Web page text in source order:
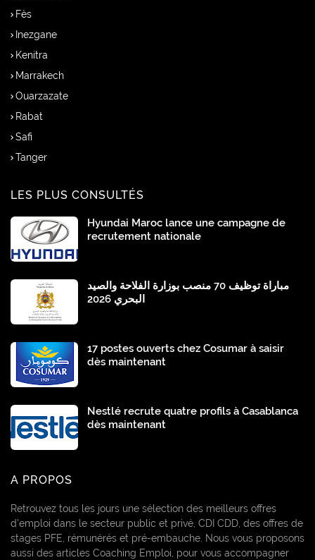
Fès
Inezgane
Kenitra
Marrakech
Ouarzazate
Rabat
Safi
Tanger
LES PLUS CONSULTÉS
Hyundai Maroc lance une campagne de
recrutement nationale
مباراة توظيف 70 منصب بوزارة الفلاحة والصيد
البحري 2026
17 postes ouverts chez Cosumar à saisir
dès maintenant
Nestlé recrute quatre profils à Casablanca
dès maintenant
A PROPOS
Retrouvez tous les jours une sélection des meilleurs offres
d’emploi dans le secteur public et privé, CDI CDD, des offres de
stages PFE, rémunérés et pré-embauche. Nous vous proposons
aussi des articles Coaching Emploi, pour vous accompagner